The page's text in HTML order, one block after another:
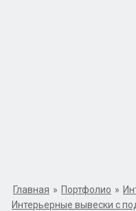
Главная » Портфолио »
Интерьерные вывески с